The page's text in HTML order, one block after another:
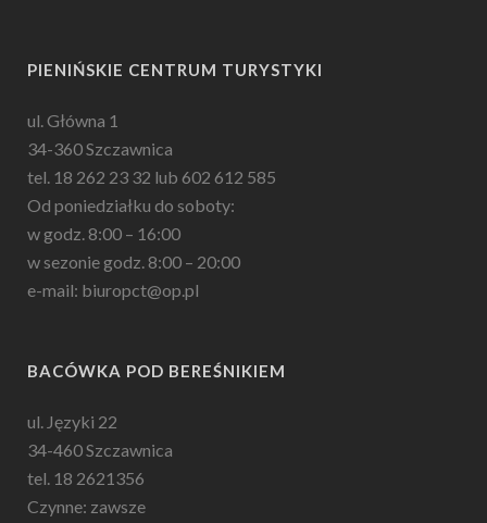
PIENIŃSKIE CENTRUM TURYSTYKI
ul. Główna 1
34-360 Szczawnica
tel. 18 262 23 32 lub 602 612 585
Od poniedziałku do soboty:
w godz. 8:00 – 16:00
w sezonie godz. 8:00 – 20:00
e-mail: biuropct@op.pl
BACÓWKA POD BEREŚNIKIEM
ul. Języki 22
34-460 Szczawnica
tel. 18 2621356
Czynne: zawsze